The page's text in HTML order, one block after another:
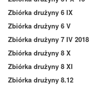
Zbiórka drużyny 6 IX
Zbiórka drużyny 6 V
Zbiórka drużyny 7 IV 2018
Zbiórka drużyny 8 X
Zbiórka drużyny 8 XI
Zbiórka drużyny 8.12